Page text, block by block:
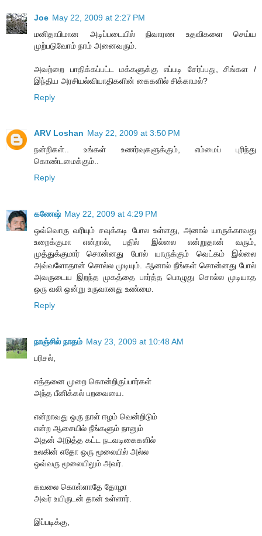
Joe May 22, 2009 at 2:27 PM
மனிதாபிமான அடிப்படையில் நிவாரண உதவிகளை செய்ய
முற்படுவோம் நாம் அனைவரும்.
அவற்றை பாதிக்கப்பட்ட மக்களுக்கு எப்படி சேர்ப்பது, சிங்கள /
இந்திய அரசியல்வியாதிகளின் கைகளில் சிக்காமல்?
Reply
ARV Loshan May 22, 2009 at 3:50 PM
நன்றிகள்.. உங்கள் உணர்வுகளுக்கும், எம்மைப் புரிந்து
கொண்டமைக்கும்..
Reply
கணேஷ் May 22, 2009 at 4:29 PM
ஒவ்வொரு வரியும் சவுக்கடி போல உள்ளது, அனால் யாருக்காவது
உறைக்குமா என்றால், பதில் இல்லை என்றுதான் வரும்,
முத்துக்குமார் சொன்னது போல் யாருக்கும் வெட்கம் இல்லை
அவ்வளோதான் சொல்ல முடியும். ஆனால் நீங்கள் சொன்னது போல்
அவருடைய இறந்த முகத்தை பார்த்த பொழுது சொல்ல முடியாத
ஒரு வலி ஒன்று உருவானது உண்மை.
Reply
நாஞ்சில் நாதம் May 23, 2009 at 10:48 AM
பரிசல்,
எத்தனை முறை கொன்றிருப்பார்கள்
அந்த பீனிக்கல் பறவையை.
என்றாவது ஒரு நாள் ஈழம் வென்றிடும்
என்ற ஆசையில் நீங்களும் நானும்
அதன் அடுத்த கட்ட நடவடிகைகளில்
உலகின் எதோ ஒரு மூலையில் அல்ல
ஒவ்வரு மூலையிலும் அவர்.
கவலை கொள்ளாதே தோழா
அவர் உயிருடன் தான் உள்ளார்.
இப்படிக்கு,